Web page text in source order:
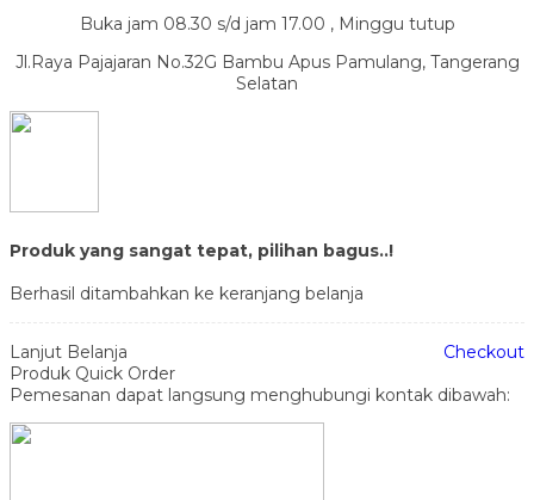
Buka jam 08.30 s/d jam 17.00 , Minggu tutup
Jl.Raya Pajajaran No.32G Bambu Apus Pamulang, Tangerang
Selatan
Produk yang sangat tepat, pilihan bagus..!
Berhasil ditambahkan ke keranjang belanja
Lanjut Belanja
Checkout
Produk Quick Order
Pemesanan dapat langsung menghubungi kontak dibawah: